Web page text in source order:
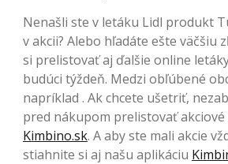
Nenašli ste v letáku Lidl produkt
v akcii? Alebo hľadáte ešte väčšiu
si prelistovať aj ďalšie online
budúci týždeň. Medzi obľúbené
napríklad . Ak chcete ušetriť,
pred nákupom prelistovať
Kimbino.sk. A aby ste mali akcie
stiahnite si aj našu aplikáciu